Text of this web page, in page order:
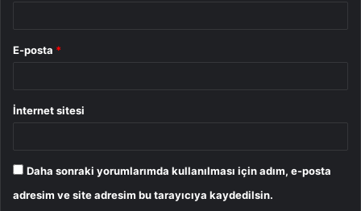
E-posta *
İnternet sitesi
Daha sonraki yorumlarımda kullanılması için adım, e-posta
adresim ve site adresim bu tarayıcıya kaydedilsin.